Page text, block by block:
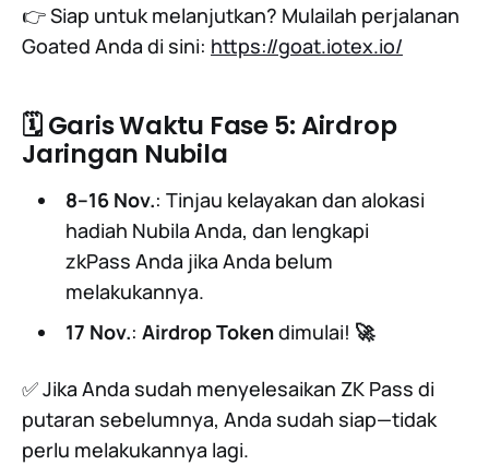
👉 Siap untuk melanjutkan? Mulailah perjalanan
Goated Anda di sini: https://goat.iotex.io/
🗓 Garis Waktu Fase 5: Airdrop
Jaringan Nubila
8–16 Nov.: Tinjau kelayakan dan alokasi
hadiah Nubila Anda, dan lengkapi
zkPass Anda jika Anda belum
melakukannya.
17 Nov.: Airdrop Tokendimulai! 🚀
✅ Jika Anda sudah menyelesaikan ZK Pass di
putaran sebelumnya, Anda sudah siap—tidak
perlu melakukannya lagi.